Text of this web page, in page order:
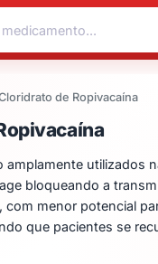
de Ropivacaína
utilizados
bloqueando a
menor potencial
que pacientes se